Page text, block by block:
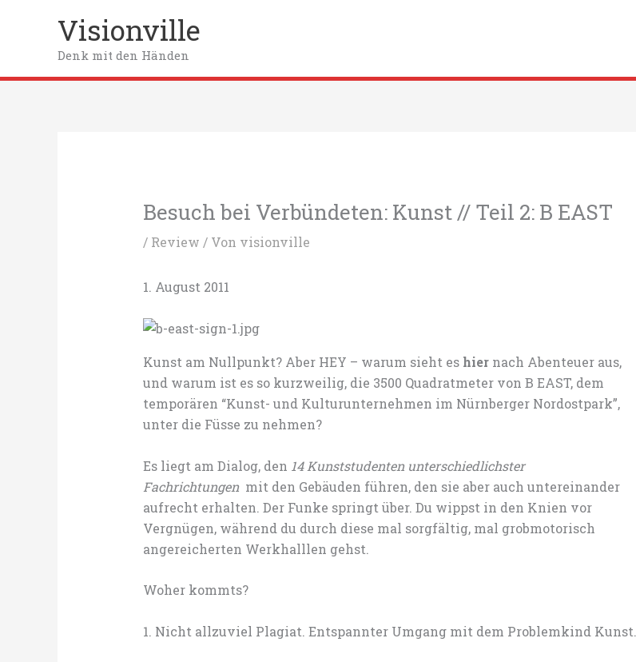
Visionville
Denk mit den Händen
Besuch bei Verbündeten: Kunst // Teil 2: B EAST
/ Review / Von visionville
1. August 2011
Kunst am Nullpunkt? Aber HEY – warum sieht es hiernach Abenteuer aus,
und warum ist es so kurzweilig, die 3500 Quadratmeter von B EAST, dem
temporären “Kunst- und Kulturunternehmen im Nürnberger Nordostpark”,
unter die Füsse zu nehmen?
Es liegt am Dialog, den 14 Kunststudenten unterschiedlichster
Fachrichtungen mit den Gebäuden führen, den sie aber auch untereinander
aufrecht erhalten. Der Funke springt über. Du wippst in den Knien vor
Vergnügen, während du durch diese mal sorgfältig, mal grobmotorisch
angereicherten Werkhalllen gehst.
Woher kommts?
1. Nicht allzuviel Plagiat. Entspannter Umgang mit dem Problemkind Kunst.